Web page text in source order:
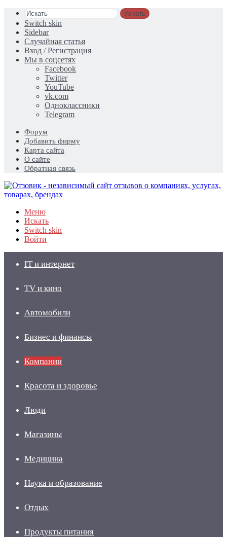
Искать
Switch skin
Sidebar
Случайная статья
Вход / Регистрация
Мы в соцсетях
Facebook
Twitter
YouTube
vk.com
Одноклассники
Telegram
Форум
Добавить фирму
Карта сайта
О сайте
Обратная связь
Меню
Искать
Switch skin
Войти
IT и интернет
TV и кино
Автомобили
Бизнес и финансы
Компании
Красота и здоровье
Люди
Магазины
Медицина
Наука и образование
Отдых
Продукты питания